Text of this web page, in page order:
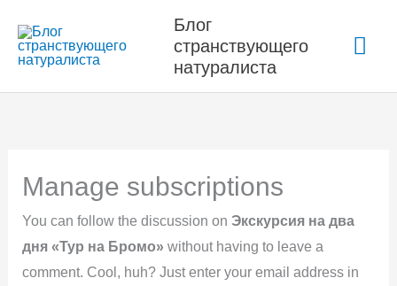
содержимому
Блог
странствующего
натуралиста
Manage subscriptions
You can follow the discussion on Экскурсия на два
дня «Тур на Бромо» without having to leave a
comment. Cool, huh? Just enter your email address in